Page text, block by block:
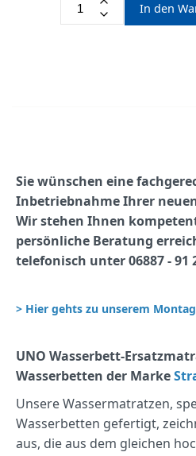
In den
Sie wünschen eine
Inbetriebnahme Ihrer
Wir stehen Ihnen
persönliche Beratung
telefonisch unter 06887 - 91
> Hier gehts zu unserem
UNO Wasserbett-
Wasserbetten der Marke
Unsere Wassermatratzen,
Wasserbetten gefertigt,
aus, die aus dem gleichen